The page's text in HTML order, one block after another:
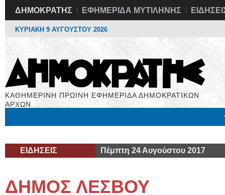
ΔΗΜΟΚΡΑΤΗΣ ΕΦΗΜΕΡΙΔΑ ΜΥΤΙΛΗΝΗΣ
ΚΥΡΙΑΚΗ 9 ΑΥΓΟΥΣΤΟΥ 2026
ΚΑΘΗΜΕΡΙΝΗ ΠΡΩΙΝΗ ΕΦΗΜΕΡΙΔΑ ΔΗΜΟΚΡΑΤΙΚΩΝ
ΑΡΧΩΝ
ΕΙΔΗΣΕΙΣ Πέμπτη 24 Αυγούστου 2017
ΔΗΜΟΣ ΛΕΣΒΟΥ